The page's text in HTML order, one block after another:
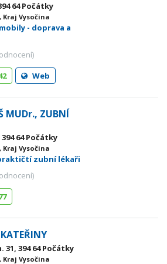
64 Počátky
Kraj Vysočina
- doprava a
Web
MUDr., ZUBNÍ
64 Počátky
Kraj Vysočina
zubní lékaři
31, 394 64 Počátky
Kraj Vysočina